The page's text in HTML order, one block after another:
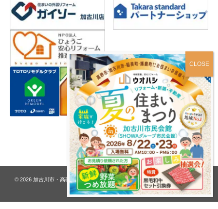
プライバシーポリシー
© 2026 加古川市・高砂市 夢リフォーム ウオハシ – 創業128年の老舗. All rights
reserved.